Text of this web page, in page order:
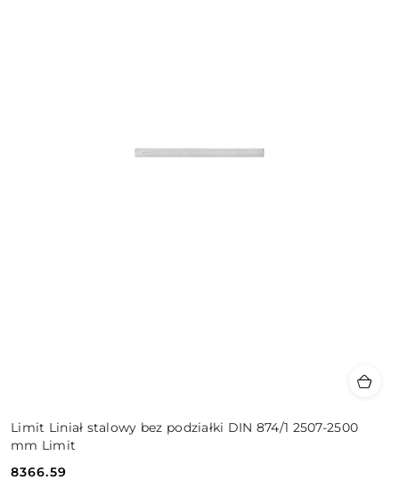
Limit Liniał stalowy bez podziałki DIN 874/1 2507-2500
mm Limit
8366.59